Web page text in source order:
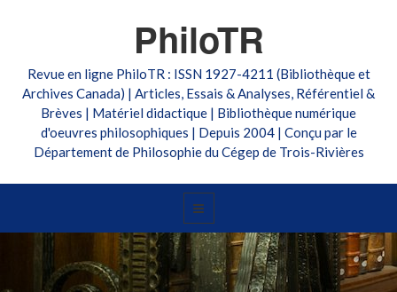
PhiloTR
Revue en ligne PhiloTR : ISSN 1927-4211 (Bibliothèque et
Archives Canada) | Articles, Essais & Analyses, Référentiel &
Brèves | Matériel didactique | Bibliothèque numérique
d'oeuvres philosophiques | Depuis 2004 | Conçu par le
Département de Philosophie du Cégep de Trois-Rivières